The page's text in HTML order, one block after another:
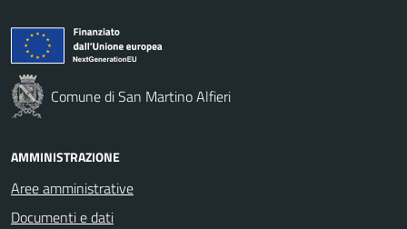
Comune di San Martino Alfieri
AMMINISTRAZIONE
Aree amministrative
Documenti e dati